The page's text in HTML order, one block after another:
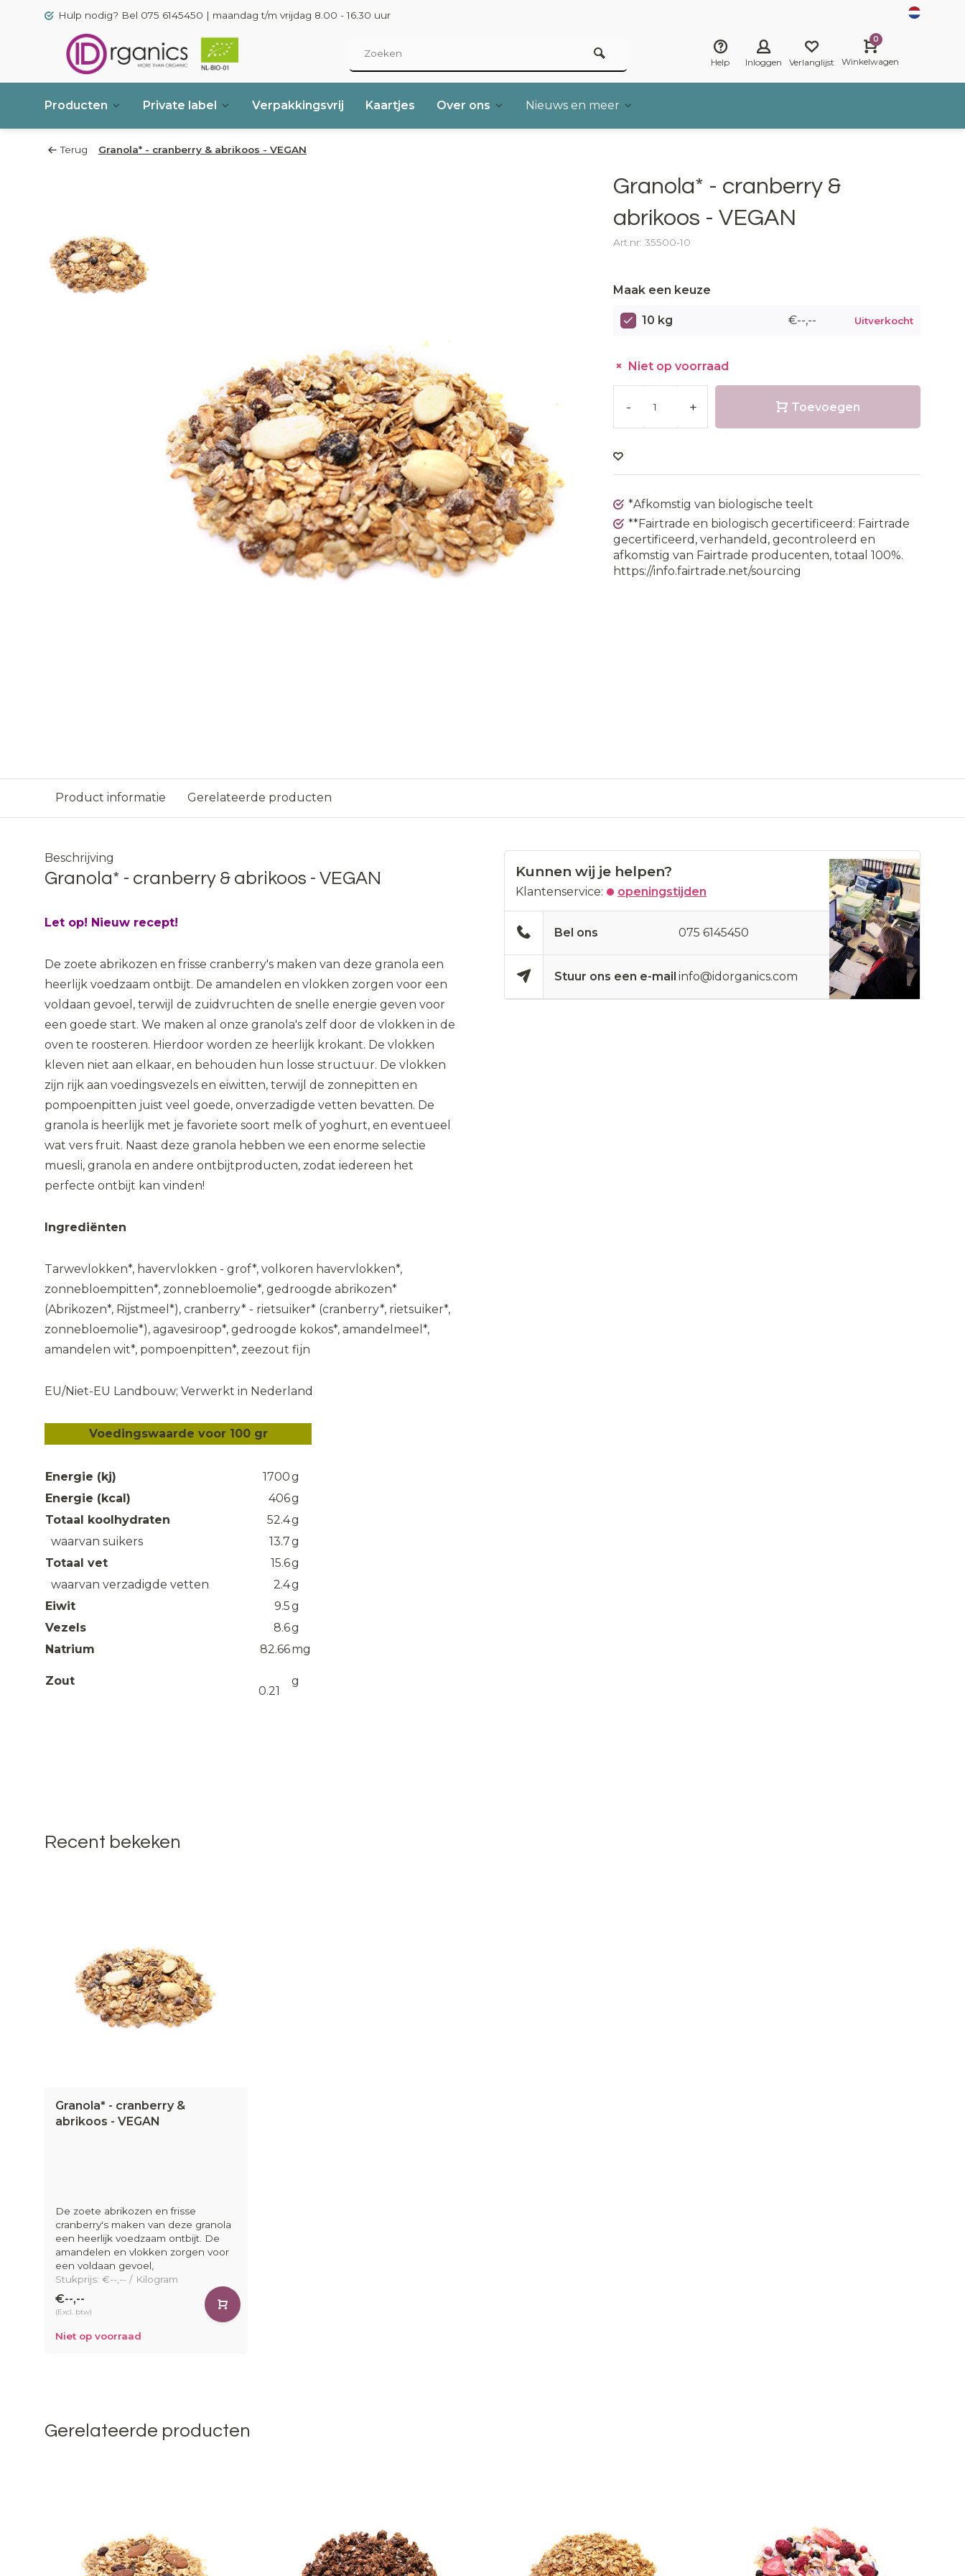
Hulp nodig? Bel 075 6145450 | maandag t/m vrijdag 8.00 - 16.30 uur
Help Inloggen Verlanglijst
0
Winkelwagen
Producten Private label Verpakkingsvrij Kaartjes Over ons Nieuws en meer
Terug Granola* - cranberry & abrikoos - VEGAN
Granola* - cranberry &
abrikoos - VEGAN
Art.nr: 35500-10
Maak een keuze
10 kg €--,-- Uitverkocht
Niet op voorraad
- + Toevoegen
*Afkomstig van biologische teelt
**Fairtrade en biologisch gecertificeerd: Fairtrade
gecertificeerd, verhandeld, gecontroleerd en
afkomstig van Fairtrade producenten, totaal 100%.
https://info.fairtrade.net/sourcing
Product informatie Gerelateerde producten
Beschrijving
Granola* - cranberry & abrikoos - VEGAN
Let op! Nieuw recept!
De zoete abrikozen en frisse cranberry's maken van deze granola een
heerlijk voedzaam ontbijt. De amandelen en vlokken zorgen voor een
voldaan gevoel, terwijl de zuidvruchten de snelle energie geven voor
een goede start. We maken al onze granola's zelf door de vlokken in de
oven te roosteren. Hierdoor worden ze heerlijk krokant. De vlokken
kleven niet aan elkaar, en behouden hun losse structuur. De vlokken
zijn rijk aan voedingsvezels en eiwitten, terwijl de zonnepitten en
pompoenpitten juist veel goede, onverzadigde vetten bevatten. De
granola is heerlijk met je favoriete soort melk of yoghurt, en eventueel
wat vers fruit. Naast deze granola hebben we een enorme selectie
muesli, granola en andere ontbijtproducten, zodat iedereen het
perfecte ontbijt kan vinden!
Ingrediënten
Tarwevlokken*, havervlokken - grof*, volkoren havervlokken*,
zonnebloempitten*, zonnebloemolie*, gedroogde abrikozen*
(Abrikozen*, Rijstmeel*), cranberry* - rietsuiker* (cranberry*, rietsuiker*,
zonnebloemolie*), agavesiroop*, gedroogde kokos*, amandelmeel*,
amandelen wit*, pompoenpitten*, zeezout fijn
EU/Niet-EU Landbouw; Verwerkt in Nederland
Voedingswaarde voor 100 gr
Energie (kj) 1700g
Energie (kcal)
406g
Totaal koolhydraten
52.4g
waarvan suikers
13.7g
Totaal vet
15.6g
waarvan verzadigde vetten
2.4g
Eiwit
9.5g
Vezels
8.6g
Natrium
82.66mg
Zout
0.21
g
Kunnen wij je helpen?
Klantenservice: openingstijden
Bel ons 075 6145450
Stuur ons een e-mail info@idorganics.com
Recent bekeken
Granola* - cranberry &
abrikoos - VEGAN
De zoete abrikozen en frisse
cranberry's maken van deze granola
een heerlijk voedzaam ontbijt. De
amandelen en vlokken zorgen voor
een voldaan gevoel,
Stukprijs: €--,-- / Kilogram
€--,--
(Excl. btw)
Niet op voorraad
Gerelateerde producten